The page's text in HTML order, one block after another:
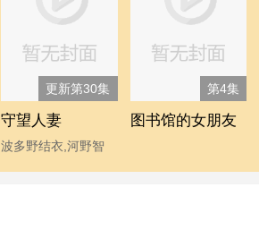
更新第30集
守望人妻
波多野结衣,河野智
典,久保田泰也,麻木
第4集
图书馆的女朋友